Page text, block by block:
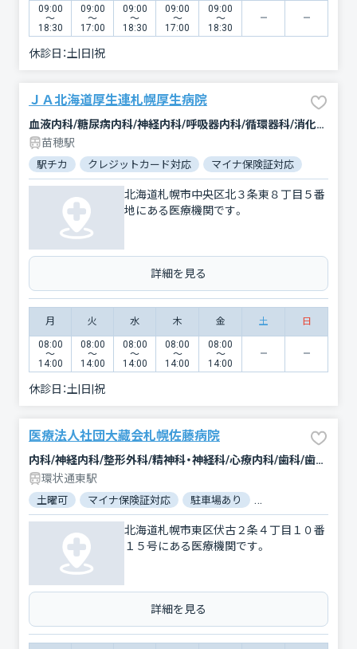
09:00
〜
18:30
09:00
〜
17:00
09:00
〜
18:30
09:00
〜
17:00
09:00
〜
18:30
休診日：土|日|祝
ＪＡ北海道厚生連札幌厚生病院
血液内科/糖尿病内科/神経内科/呼吸器内科/循環器科/消化器科/腎臓内科・外科/緩和ケア/外科/心臓血管外科/整形外科/小児科/婦人科/眼科/耳鼻咽喉科/皮膚科/泌尿器科/精神科・神経科/リウマチ科/リハビリテーション/放射線科/臨床検査・病理診断/麻酔科
苗穂駅
駅チカ クレジットカード対応 マイナ保険証対応
北海道札幌市中央区北３条東８丁目５番
地にある医療機関です。
詳細を見る
月 火 水 木 金 土 日
08:00
〜
14:00
08:00
〜
14:00
08:00
〜
14:00
08:00
〜
14:00
08:00
〜
14:00
休診日：土|日|祝
医療法人社団大藏会札幌佐藤病院
内科/神経内科/整形外科/精神科・神経科/心療内科/歯科/歯科口腔外科/小児歯科
環状通東駅
土曜可 マイナ保険証対応 駐車場あり
北海道札幌市東区伏古２条４丁目１０番
１５号にある医療機関です。
詳細を見る